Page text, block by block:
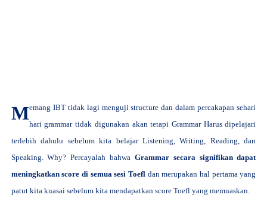
Memang IBT tidak lagi menguji structure dan dalam percakapan sehari
hari grammar tidak digunakan akan tetapi Grammar Harus dipelajari
terlebih dahulu sebelum kita belajar Listening, Writing, Reading, dan
Speaking. Why? Percayalah bahwa Grammar secara signifikan dapat
meningkatkan score di semua sesi Toefl dan merupakan hal pertama yang
patut kita kuasai sebelum kita mendapatkan score Toefl yang memuaskan.